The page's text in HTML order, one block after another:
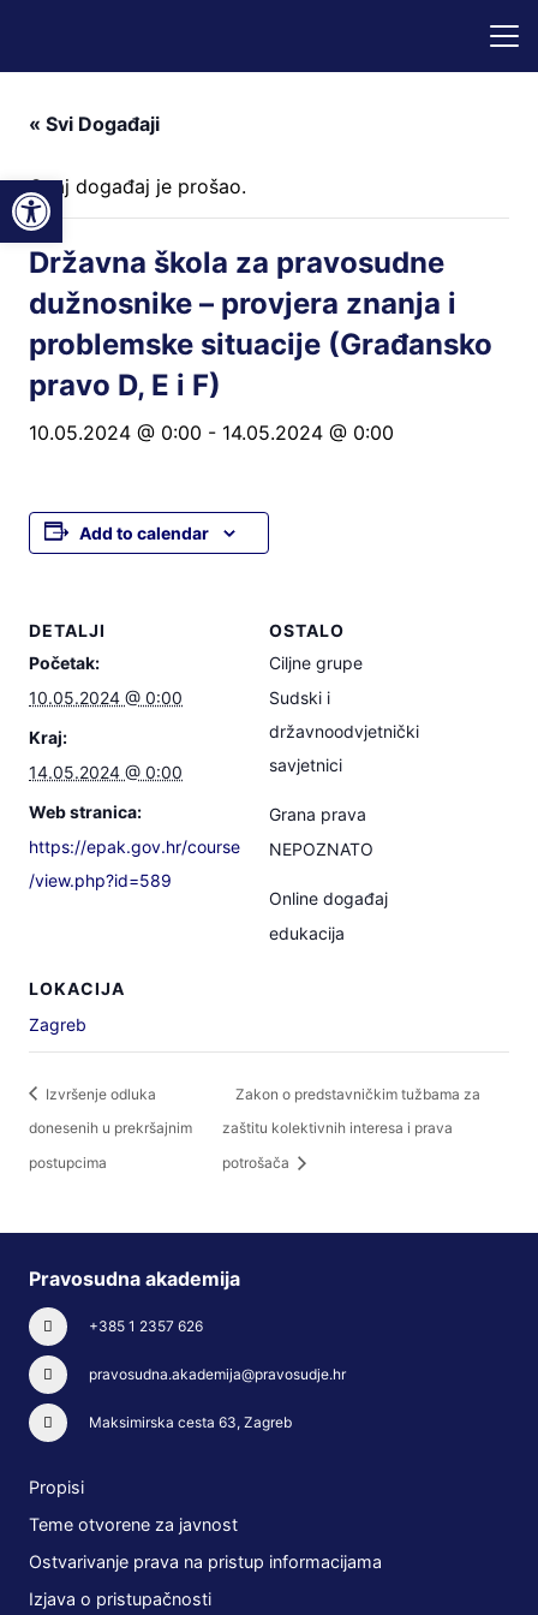
« Svi Događaji
Ovaj događaj je prošao.
Državna škola za pravosudne
dužnosnike – provjera znanja i
problemske situacije (Građansko
pravo D, E i F)
10.05.2024 @ 0:00 - 14.05.2024 @ 0:00
Add to calendar
DETALJI
Početak:
10.05.2024 @ 0:00
Kraj:
14.05.2024 @ 0:00
Web stranica:
https://epak.gov.hr/course
/view.php?id=589
LOKACIJA
Zagreb
OSTALO
Ciljne grupe
Sudski i
državnoodvjetnički
savjetnici
Grana prava
NEPOZNATO
Online događaj
edukacija
Izvršenje odluka
donesenih u prekršajnim
postupcima
Zakon o predstavničkim tužbama za
zaštitu kolektivnih interesa i prava
potrošača
Pravosudna akademija
+385 1 2357 626
pravosudna.akademija@pravosudje.hr
Maksimirska cesta 63, Zagreb
Propisi
Teme otvorene za javnost
Ostvarivanje prava na pristup informacijama
Izjava o pristupačnosti
Open toolbar